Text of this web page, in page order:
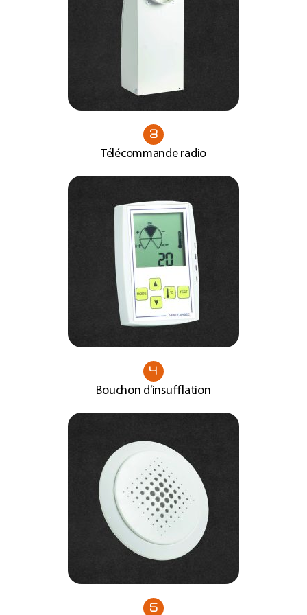
3
Télécommande radio
4
Bouchon d’insufflation
5